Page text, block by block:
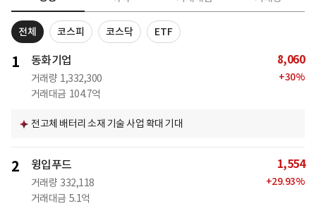
전체 코스피 코스닥 ETF
1 동화기업
거래량 1,332,300
거래대금 104.7억
8,060
+30%
전고체 배터리 소재 기술 사업 확대 기대
2 윙입푸드
거래량 332,118
거래대금 5.1억
1,554
+29.93%